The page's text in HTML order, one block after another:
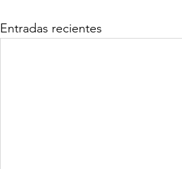
Entradas recientes